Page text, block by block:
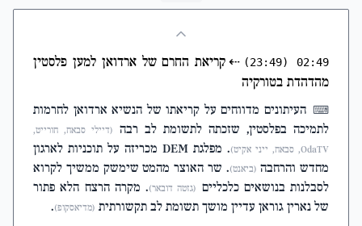
02:49
(23:49)
⇠קריאת החרם של ארדואן למען פלסטין
מהדהדת בטורקיה
⌨ העיתונים מדווחים על קריאתו של הנשיא ארדואן לחרמות
לתמיכה בפלסטין, שזכתה לתשומת לב רבה (דיילי סבאח, חורייט,
OdaTV, סבאח, ייני אקיט)
. מפלגת DEM מכריזה על תוכניות לארגון
מחדש והרחבה (ביאנט). שר האוצר מהמט שימשק ממשיך לקרוא
לסבלנות בנושאים כלכליים (גזטה דובאר). מקרה הרצח הלא פתור
של נארין גוראן עדיין מושך תשומת לב תקשורתית (מדיאסקופ).